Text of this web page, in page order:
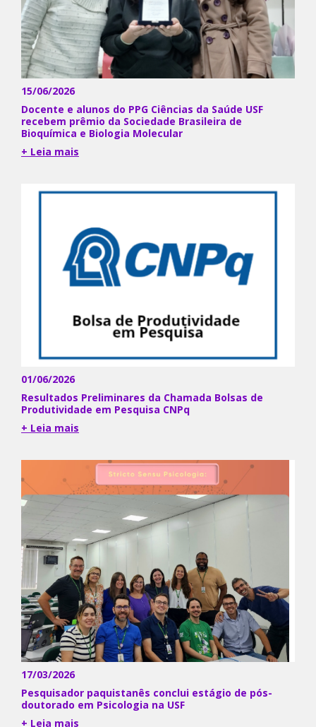
15/06/2026
Docente e alunos do PPG Ciências da Saúde USF
recebem prêmio da Sociedade Brasileira de
Bioquímica e Biologia Molecular
+ Leia mais
01/06/2026
Resultados Preliminares da Chamada Bolsas de
Produtividade em Pesquisa CNPq
+ Leia mais
17/03/2026
Pesquisador paquistanês conclui estágio de pós-
doutorado em Psicologia na USF
+ Leia mais